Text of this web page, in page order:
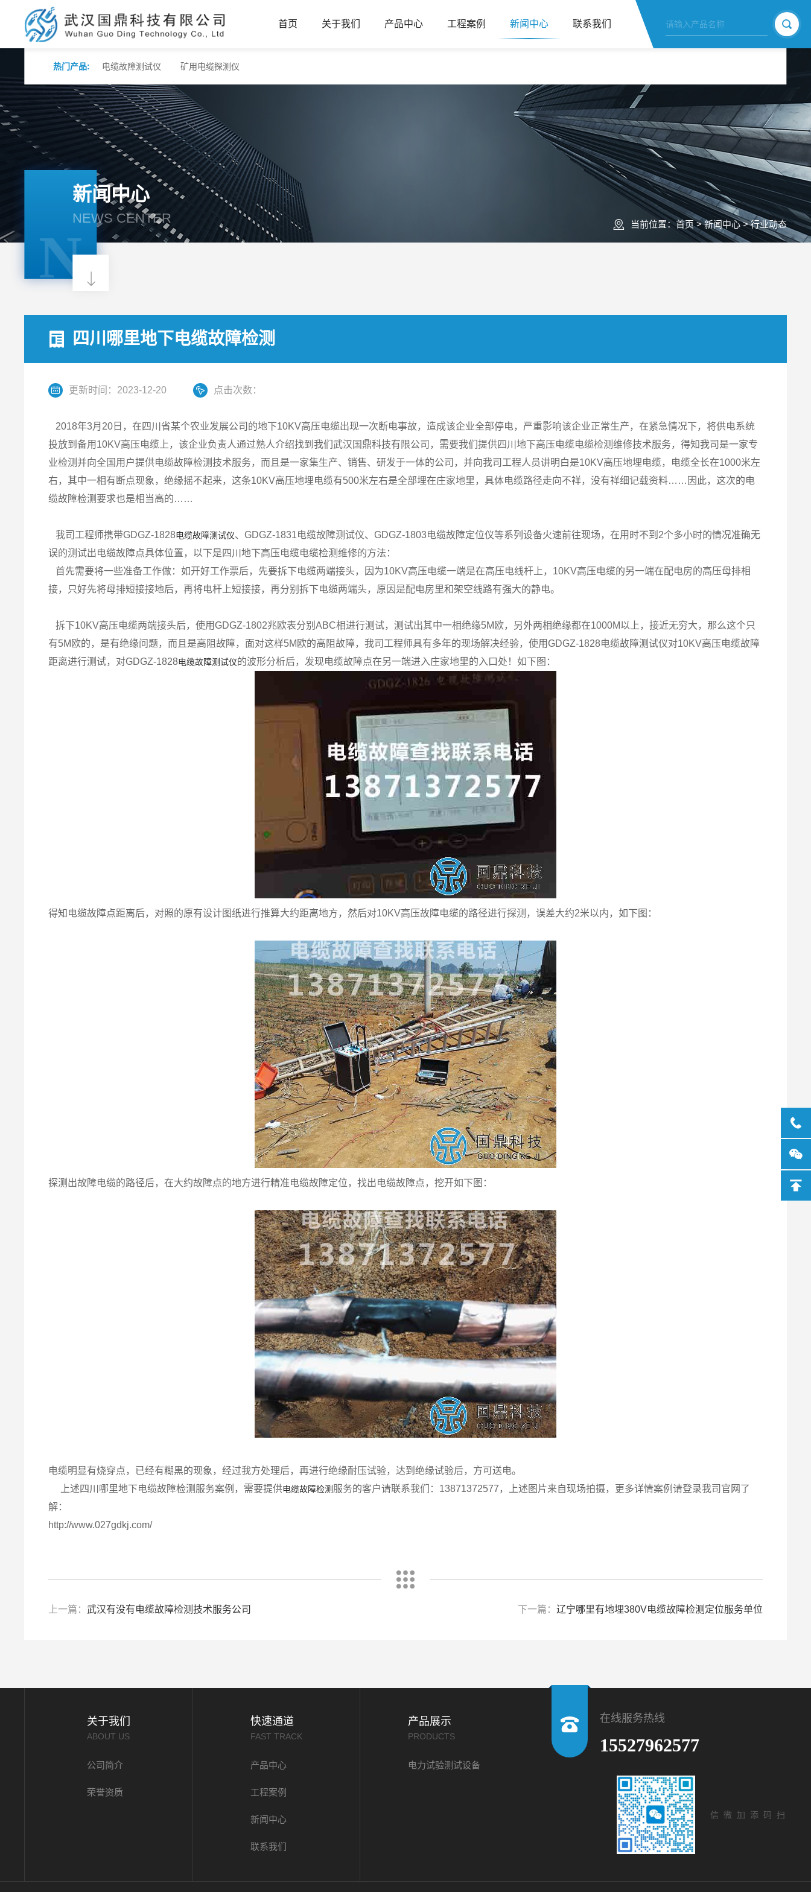
首页 关于我们 产品中心 工程案例 新闻中心 联系我们
N
新闻中心
NEWS CENTER 当前位置：首页>新闻中心>行业动态
热门产品: 电缆故障测试仪 矿用电缆探测仪
四川哪里地下电缆故障检测
更新时间：2023-12-20 点击次数：
2018年3月20日，在四川省某个农业发展公司的地下10KV高压电缆出现一次断电事故，造成该企业全部停电，严重影响该企业正常生产，在紧急情况下，将供电系统
投放到备用10KV高压电缆上，该企业负责人通过熟人介绍找到我们武汉国鼎科技有限公司，需要我们提供四川地下高压电缆电缆检测维修技术服务，得知我司是一家专
业检测并向全国用户提供电缆故障检测技术服务，而且是一家集生产、销售、研发于一体的公司，并向我司工程人员讲明白是10KV高压地埋电缆，电缆全长在1000米左
右，其中一相有断点现象，绝缘摇不起来，这条10KV高压地埋电缆有500米左右是全部埋在庄家地里，具体电缆路径走向不祥，没有祥细记载资料……因此，这次的电
缆故障检测要求也是相当高的……
我司工程师携带GDGZ-1828电缆故障测试仪、GDGZ-1831电缆故障测试仪、GDGZ-1803电缆故障定位仪等系列设备火速前往现场，在用时不到2个多小时的情况准确无
误的测试出电缆故障点具体位置，以下是四川地下高压电缆电缆检测维修的方法：
首先需要将一些准备工作做：如开好工作票后，先要拆下电缆两端接头，因为10KV高压电缆一端是在高压电线杆上，10KV高压电缆的另一端在配电房的高压母排相
接，只好先将母排短接接地后，再将电杆上短接接，再分别拆下电缆两端头，原因是配电房里和架空线路有强大的静电。
拆下10KV高压电缆两端接头后，使用GDGZ-1802兆欧表分别ABC相进行测试，测试出其中一相绝缘5M欧，另外两相绝缘都在1000M以上，接近无穷大，那么这个只
有5M欧的，是有绝缘问题，而且是高阻故障，面对这样5M欧的高阻故障，我司工程师具有多年的现场解决经验，使用GDGZ-1828电缆故障测试仪对10KV高压电缆故障
距离进行测试，对GDGZ-1828电缆故障测试仪的波形分析后，发现电缆故障点在另一端进入庄家地里的入口处！如下图：
得知电缆故障点距离后，对照的原有设计图纸进行推算大约距离地方，然后对10KV高压故障电缆的路径进行探测，误差大约2米以内，如下图：
探测出故障电缆的路径后，在大约故障点的地方进行精准电缆故障定位，找出电缆故障点，挖开如下图：
电缆明显有烧穿点，已经有糊黑的现象，经过我方处理后，再进行绝缘耐压试验，达到绝缘试验后，方可送电。
上述四川哪里地下电缆故障检测服务案例，需要提供电缆故障检测 服务的客户请联系我们：13871372577，上述图片来自现场拍摄，更多详情案例请登录我司官网了
解：
http://www.027gdkj.com/
上一篇：武汉有没有电缆故障检测技术服务公司 下一篇： 辽宁哪里有地埋380V电缆故障检测定位服务单位
关于我们
ABOUT US
公司简介
荣誉资质
快速通道
FAST TRACK
产品中心
工程案例
新闻中心
联系我们
产品展示
PRODUCTS
电力试验测试设备
在线服务热线
15527962577
扫码添加微信